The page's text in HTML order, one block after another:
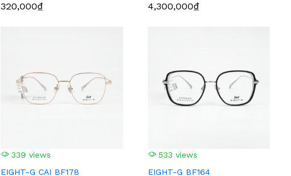
320,000₫ 4,300,000₫
339 views
EIGHT-G CAI BF178
533 views
EIGHT-G BF164